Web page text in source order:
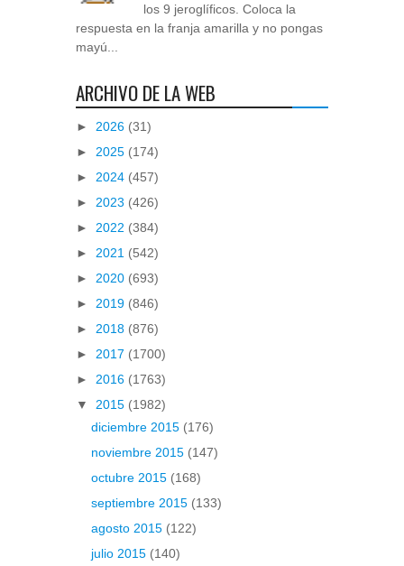
los 9 jeroglíficos. Coloca la
respuesta en la franja amarilla y no pongas
mayú...
ARCHIVO DE LA WEB
► 2026 (31)
► 2025 (174)
► 2024 (457)
► 2023 (426)
► 2022 (384)
► 2021 (542)
► 2020 (693)
► 2019 (846)
► 2018 (876)
► 2017 (1700)
► 2016 (1763)
▼ 2015 (1982)
diciembre 2015 (176)
noviembre 2015 (147)
octubre 2015 (168)
septiembre 2015 (133)
agosto 2015 (122)
julio 2015 (140)